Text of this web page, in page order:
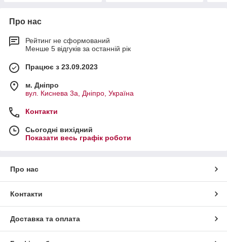
Про нас
Рейтинг не сформований
Менше 5 відгуків за останній рік
Працює з 23.09.2023
м. Дніпро
вул. Киснева 3а, Дніпро, Україна
Контакти
Сьогодні вихідний
Показати весь графік роботи
Про нас
Контакти
Доставка та оплата